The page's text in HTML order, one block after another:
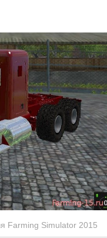
Farming Simulator 2015